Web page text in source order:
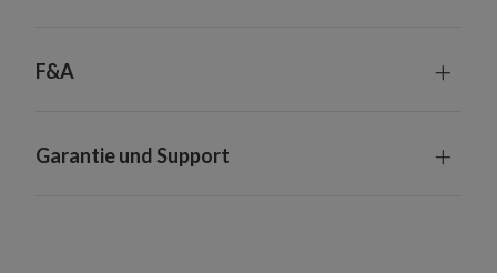
eingeschaltet, 18 Stunden ausgeschaltet
F&A
Garantie und Support